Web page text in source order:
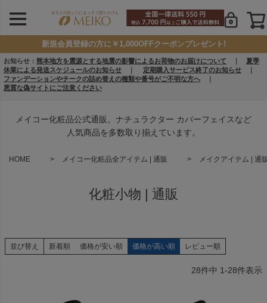
新規会員登録の方に￥1,000OFFクーポンプレゼント!
お知らせ： 熊本地方を震源とする地震の影響によるお荷物のお届けについて
夏季
休業による発送スケジュールのお知らせ
定期購入サービス終了のお知らせ
ファンデーションやチークの詰め替えの種類や番号がご不明な方へ
悪質な偽サイトにご注意ください
メイコー化粧品公式通販。ナチュラクター カバーフェイスなど
人気商品を多数取り揃えています。
HOME メイコー化粧品全アイテム | 通販 メイクアイテム | 通
化粧小物 | 通販
並び替え 新着順 価格が安い順 価格が高い順 レビュー順
28件中 1-28件表示